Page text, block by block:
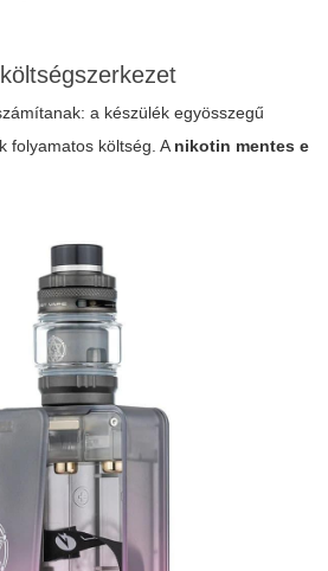
a készülék egyösszegű
folyamatos költség. A nikotin mentes e